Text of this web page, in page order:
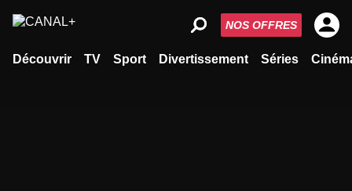
Découvrir TV Sport Divertissement Séries
NOS OFFRES